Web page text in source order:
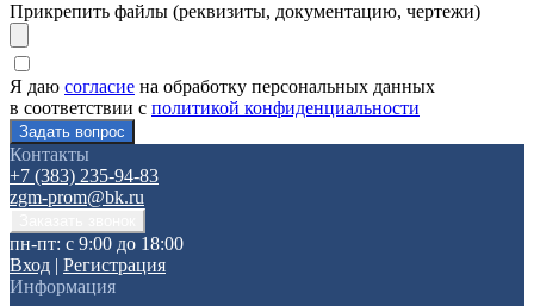
Прикрепить файлы (реквизиты, документацию, чертежи)
Я даю согласие на обработку персональных данных
в соответствии с политикой конфиденциальности
Контакты
+7 (383) 235-94-83
zgm-prom@bk.ru
пн-пт: с 9:00 до 18:00
Вход | Регистрация
Информация